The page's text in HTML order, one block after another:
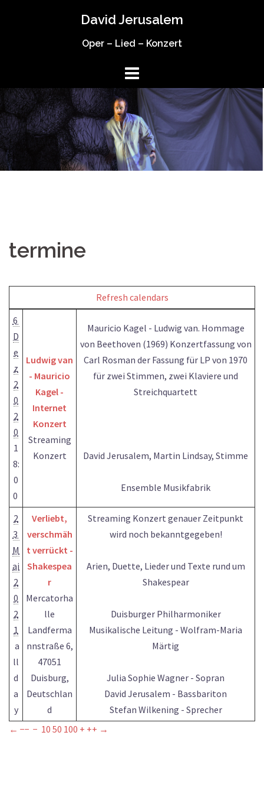
David Jerusalem
Oper – Lied – Konzert
termine
Refresh calendars
6
D
e
z
2
0
2
0
1
8:
0
0
Ludwig van
- Mauricio
Kagel -
Internet
Konzert
Streaming
Konzert
Mauricio Kagel - Ludwig van. Hommage
von Beethoven (1969) Konzertfassung von
Carl Rosman der Fassung für LP von 1970
für zwei Stimmen, zwei Klaviere und
Streichquartett
David Jerusalem, Martin Lindsay, Stimme
Ensemble Musikfabrik
2
3
M
ai
2
0
2
1
a
ll
d
a
y
Verliebt,
verschmäh
t verrückt -
Shakespea
r
Mercatorha
lle
Landferma
nnstraße 6,
47051
Duisburg,
Deutschlan
d
Streaming Konzert genauer Zeitpunkt
wird noch bekanntgegeben!
Arien, Duette, Lieder und Texte rund um
Shakespear
Duisburger Philharmoniker
Musikalische Leitung - Wolfram-Maria
Märtig
Julia Sophie Wagner - Sopran
David Jerusalem - Bassbariton
Stefan Wilkening - Sprecher
← −− − 10 50 100 + ++ →